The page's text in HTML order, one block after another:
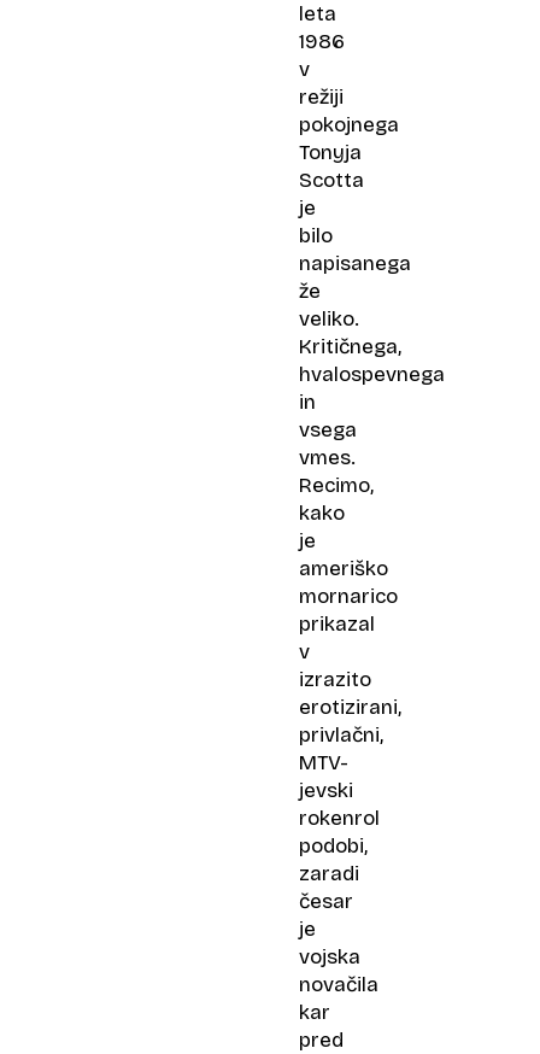
leta
1986
v
režiji
pokojnega
Tonyja
Scotta
je
bilo
napisanega
že
veliko.
Kritičnega,
hvalospevnega
in
vsega
vmes.
Recimo,
kako
je
ameriško
mornarico
prikazal
v
izrazito
erotizirani,
privlačni,
MTV-
jevski
rokenrol
podobi,
zaradi
česar
je
vojska
novačila
kar
pred